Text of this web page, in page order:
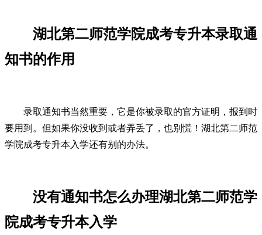
湖北第二师范学院成考专升本录取通
知书的作用
录取通知书当然重要，它是你被录取的官方证明，报到时
要用到。但如果你没收到或者弄丢了，也别慌！湖北第二师范
学院成考专升本入学还有别的办法。
没有通知书怎么办理湖北第二师范学
院成考专升本入学